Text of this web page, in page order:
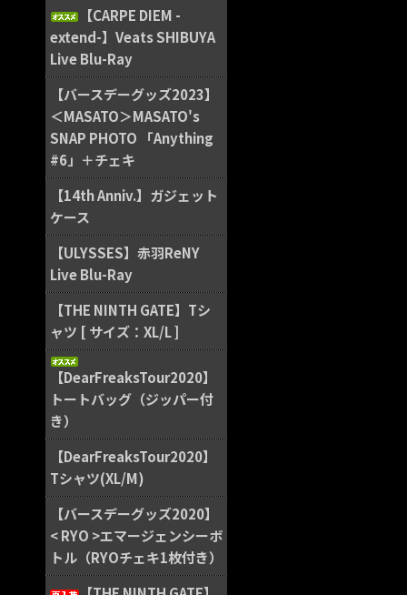
【CARPE DIEM -
extend-】Veats SHIBUYA
Live Blu-Ray
【バースデーグッズ2023】
＜MASATO＞MASATO's
SNAP PHOTO 「Anything
#6」＋チェキ
【14th Anniv.】ガジェット
ケース
【ULYSSES】赤羽ReNY
Live Blu-Ray
【THE NINTH GATE】Tシ
ャツ [ サイズ：XL/L ]
【DearFreaksTour2020】
トートバッグ（ジッパー付
き）
【DearFreaksTour2020】
Tシャツ(XL/M)
【バースデーグッズ2020】
< RYO >エマージェンシーボ
トル（RYOチェキ1枚付き）